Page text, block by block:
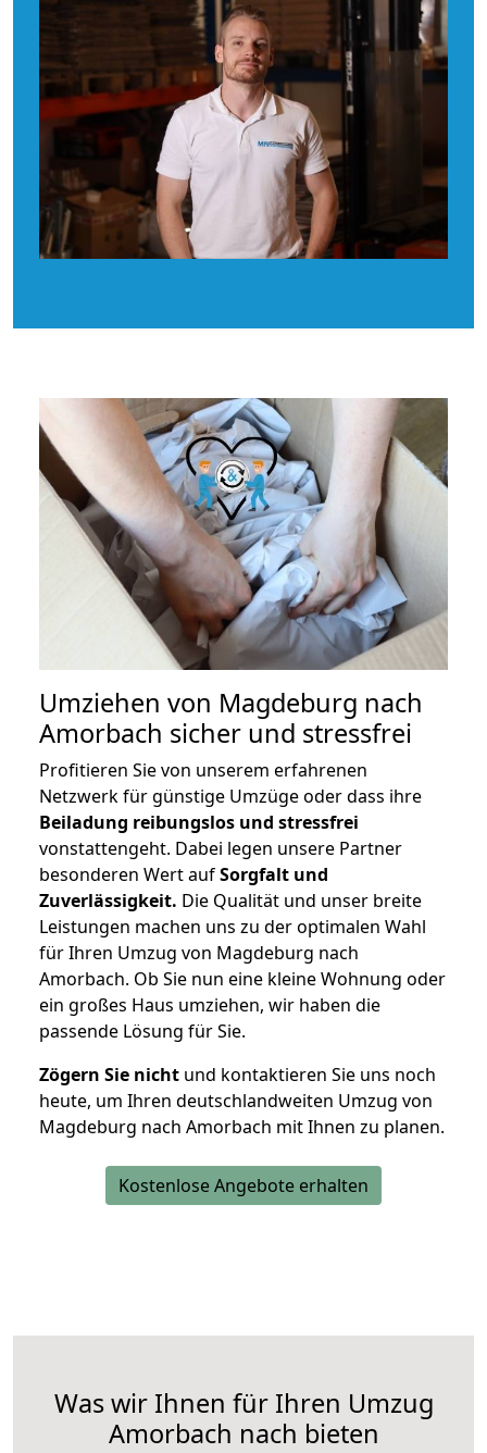
Umziehen von Magdeburg nach
Amorbach sicher und stressfrei
Profitieren Sie von unserem erfahrenen
Netzwerk für günstige Umzüge oder dass ihre
Beiladung reibungslos und stressfrei
vonstattengeht. Dabei legen unsere Partner
besonderen Wert aufSorgfalt und
Zuverlässigkeit. Die Qualität und unser breite
Leistungen machen uns zu der optimalen Wahl
für Ihren Umzug von Magdeburg nach
Amorbach. Ob Sie nun eine kleine Wohnung oder
ein großes Haus umziehen, wir haben die
passende Lösung für Sie.
Zögern Sie nicht und kontaktieren Sie uns noch
heute, um Ihren deutschlandweiten Umzug von
Magdeburg nach Amorbach mit Ihnen zu planen.
Kostenlose Angebote erhalten
Was wir Ihnen für Ihren Umzug
Amorbach nach bieten